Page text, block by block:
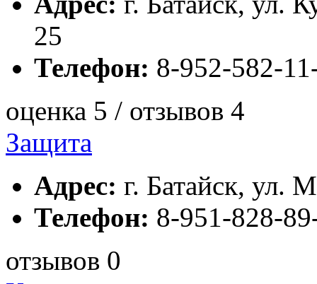
25
Телефон: 8-952-582-
оценка 5 / отзывов 4
Защита
Адрес: г. Батайск, ул.
Телефон: 8-951-828-
отзывов 0